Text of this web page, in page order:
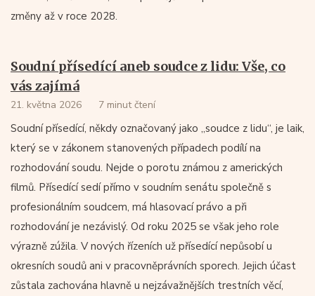
změny až v roce 2028.
Soudní přísedící aneb soudce z lidu: Vše, co
vás zajímá
21. května 2026 7 minut čtení
Soudní přísedící, někdy označovaný jako „soudce z lidu“, je laik,
který se v zákonem stanovených případech podílí na
rozhodování soudu. Nejde o porotu známou z amerických
filmů. Přísedící sedí přímo v soudním senátu společně s
profesionálním soudcem, má hlasovací právo a při
rozhodování je nezávislý. Od roku 2025 se však jeho role
výrazně zúžila. V nových řízeních už přísedící nepůsobí u
okresních soudů ani v pracovněprávních sporech. Jejich účast
zůstala zachována hlavně u nejzávažnějších trestních věcí,